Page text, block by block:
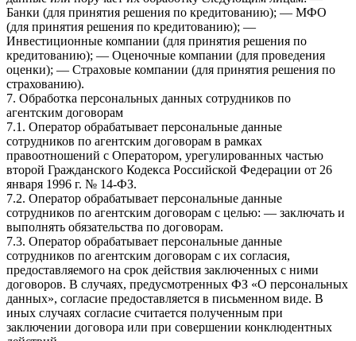
Банки (для принятия решения по кредитованию); — МФО
(для принятия решения по кредитованию); —
Инвестиционные компании (для принятия решения по
кредитованию); — Оценочные компании (для проведения
оценки); — Страховые компании (для принятия решения по
страхованию).
7. Обработка персональных данных сотрудников по
агентским договорам
7.1. Оператор обрабатывает персональные данные
сотрудников по агентским договорам в рамках
правоотношений с Оператором, урегулированных частью
второй Гражданского Кодекса Российской Федерации от 26
января 1996 г. № 14-ФЗ.
7.2. Оператор обрабатывает персональные данные
сотрудников по агентским договорам с целью: — заключать и
выполнять обязательства по договорам.
7.3. Оператор обрабатывает персональные данные
сотрудников по агентским договорам с их согласия,
предоставляемого на срок действия заключенных с ними
договоров. В случаях, предусмотренных ФЗ «О персональных
данных», согласие предоставляется в письменном виде. В
иных случаях согласие считается полученным при
заключении договора или при совершении конклюдентных